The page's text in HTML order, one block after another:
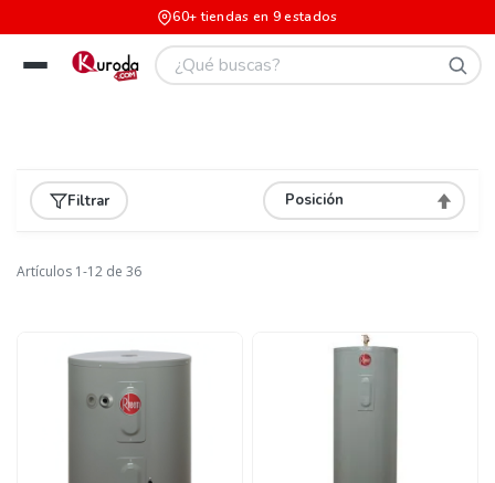
60+ tiendas en 9 estados
Filtrar Asignar
Artículos 1-12 de 36